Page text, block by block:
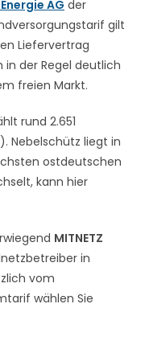
AG der
gilt
Liefervertrag
der Regel deutlich
freien Markt.
rund 2.651
Nebelschütz liegt in
ostdeutschen
kann hier
MITNETZ
in
vom
wählen Sie